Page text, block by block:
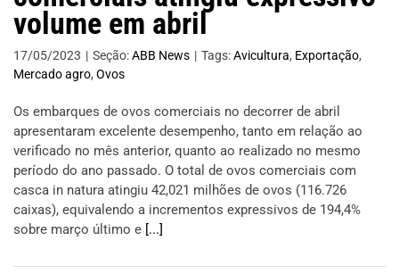
volume em abril
17/05/2023 | Seção:ABB News | Tags:Avicultura, Exportação,
Mercado agro, Ovos
Os embarques de ovos comerciais no decorrer de abril
apresentaram excelente desempenho, tanto em relação ao
verificado no mês anterior, quanto ao realizado no mesmo
período do ano passado. O total de ovos comerciais com
casca in natura atingiu 42,021 milhões de ovos (116.726
caixas), equivalendo a incrementos expressivos de 194,4%
sobre março último e [...]